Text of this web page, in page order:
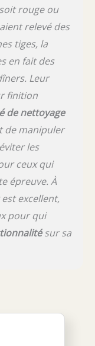
rouge ou
relevé des
tiges, la
en fait des
Leur
finition
de nettoyage
de manipuler
les
ceux qui
épreuve. À
excellent,
pour qui
sur sa